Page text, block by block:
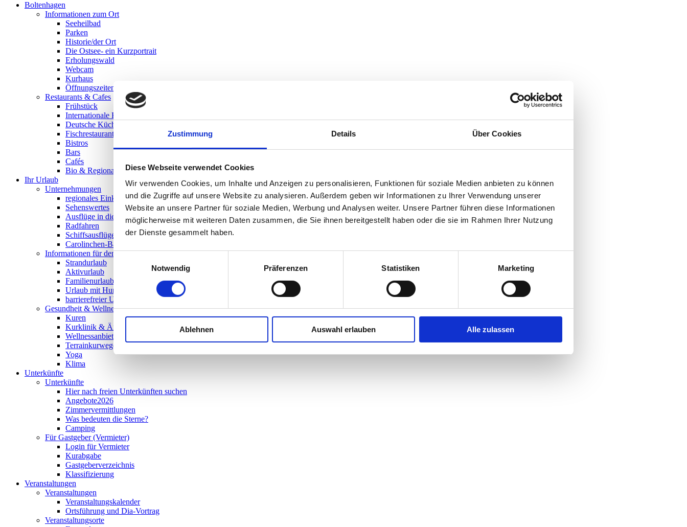
Zustimmung Details Über Cookies
Diese Webseite verwendet Cookies
Wir verwenden Cookies, um Inhalte und Anzeigen zu personalisieren, Funktionen für soziale Medien anbieten zu können
und die Zugriffe auf unsere Website zu analysieren. Außerdem geben wir Informationen zu Ihrer Verwendung unserer
Website an unsere Partner für soziale Medien, Werbung und Analysen weiter. Unsere Partner führen diese Informationen
möglicherweise mit weiteren Daten zusammen, die Sie ihnen bereitgestellt haben oder die sie im Rahmen Ihrer Nutzung
der Dienste gesammelt haben.
Einwilligungsauswahl
Notwendig
Präferenzen Statistiken Marketing
Ablehnen Auswahl erlauben Alle zulassen
Boltenhagen
Informationen zum Ort
Seeheilbad
Parken
Historie/der Ort
Die Ostsee- ein Kurzportrait
Erholungswald
Webcam
Kurhaus
Öffnungszeiten
Restaurants & Cafes
Frühstück
Internationale Küche
Deutsche Küche
Fischrestaurants
Bistros
Bars
Cafés
Bio & Regionales
Ihr Urlaub
Unternehmungen
regionales Einkaufen
Sehenswertes
Ausflüge in die Region
Radfahren
Schiffsausflüge
Carolinchen-Bahn
Informationen für den Urlauber
Strandurlaub
Aktivurlaub
Familienurlaub
Urlaub mit Hund
barrierefreier Urlaub
Gesundheit & Wellness
Kuren
Kurklinik & Ärzte
Wellnessanbieter
Terrainkurwege
Yoga
Klima
Unterkünfte
Unterkünfte
Hier nach freien Unterkünften suchen
Angebote2026
Zimmervermittlungen
Was bedeuten die Sterne?
Camping
Für Gastgeber (Vermieter)
Login für Vermieter
Kurabgabe
Gastgeberverzeichnis
Klassifizierung
Veranstaltungen
Veranstaltungen
Veranstaltungskalender
Ortsführung und Dia-Vortrag
Veranstaltungsorte